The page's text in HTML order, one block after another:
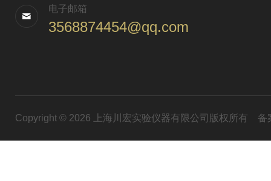
电子邮箱
3568874454@qq.com
Copyright © 2026 上海川宏实验仪器有限公司版权所有 备